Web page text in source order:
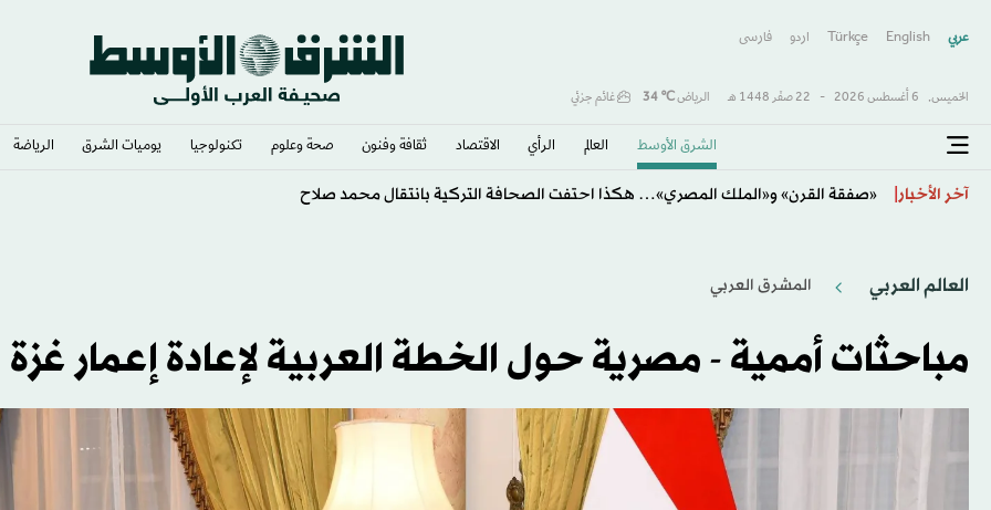
عربي English
Türkçe اردو فارسى
الخميس, 6 أغسطس 2026 - 22 صفَر 1448 هـ الرياض℃
34 غائم جزئي
الشرق الأوسط​ العالم الرأي الاقتصاد ثقافة وفنون صحة وعلوم تكنولوجيا يوميات الشرق​ الرياضة
آخر الأخبار
فرنسا تتهم شبكة روسية بشن حملة تضليل ضد المرشح الرئاسي أتال
العالم العربي المشرق العربي
مباحثات أممية - مصرية حول الخطة العربية لإعادة إعمار غزة